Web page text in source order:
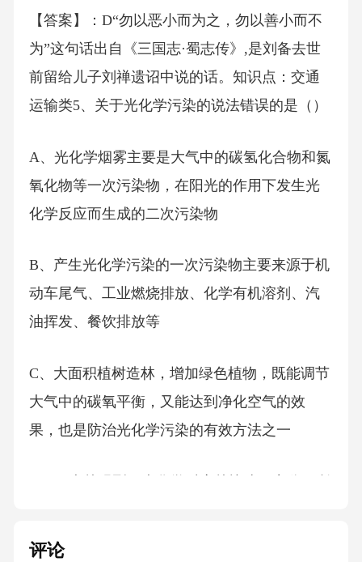
【答案】：D“勿以恶小而为之，勿以善小而不
为”这句话出自《三国志·蜀志传》,是刘备去世
前留给儿子刘禅遗诏中说的话。知识点：交通
运输类5、关于光化学污染的说法错误的是（）
A、光化学烟雾主要是大气中的碳氢化合物和氮
氧化物等一次污染物，在阳光的作用下发生光
化学反应而生成的二次污染物
B、产生光化学污染的一次污染物主要来源于机
动车尾气、工业燃烧排放、化学有机溶剂、汽
油挥发、餐饮排放等
C、大面积植树造林，增加绿色植物，既能调节
大气中的碳氧平衡，又能达到净化空气的效
果，也是防治光化学污染的有效方法之一
冬春季不会发生光化学污染
评论